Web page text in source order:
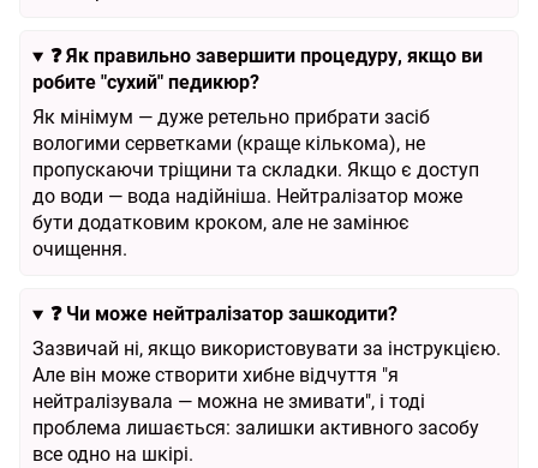
❓Як правильно завершити процедуру, якщо ви
робите "сухий" педикюр?
Як мінімум — дуже ретельно прибрати засіб
вологими серветками (краще кількома), не
пропускаючи тріщини та складки. Якщо є доступ
до води — вода надійніша. Нейтралізатор може
бути додатковим кроком, але не замінює
очищення.
❓ Чи може нейтралізатор зашкодити?
Зазвичай ні, якщо використовувати за інструкцією.
Але він може створити хибне відчуття "я
нейтралізувала — можна не змивати", і тоді
проблема лишається: залишки активного засобу
все одно на шкірі.